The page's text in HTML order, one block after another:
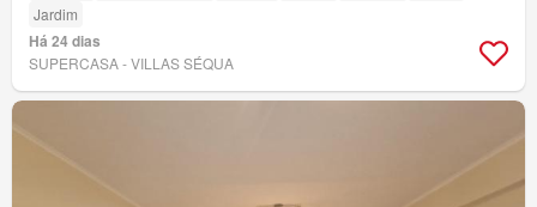
Jardim
Há 24 dias
SUPERCASA - VILLAS SÉQUA